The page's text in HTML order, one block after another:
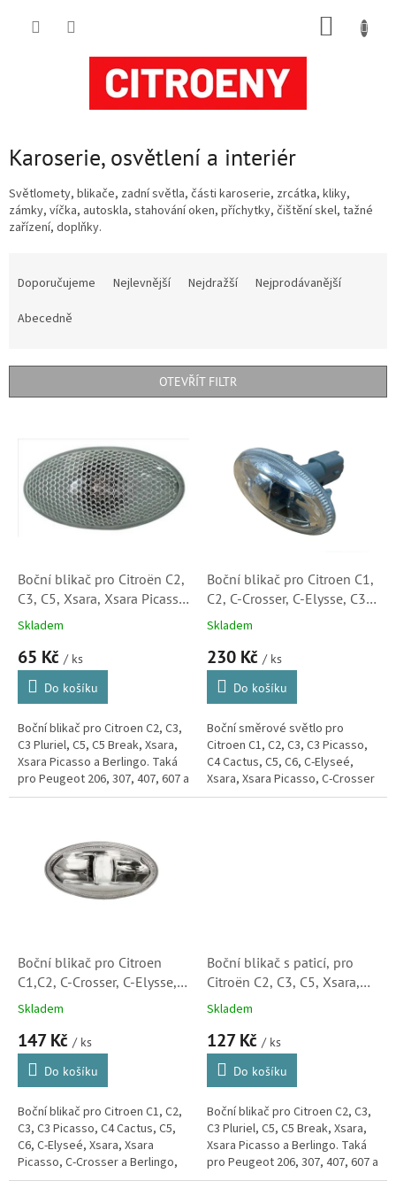
Karoserie, osvětlení a interiér
Světlomety, blikače, zadní světla, části karoserie, zrcátka, kliky,
zámky, víčka, autoskla, stahování oken, příchytky, čištění skel, tažné
zařízení, doplňky.
r
Doporučujeme Nejlevnější Nejdražší
Nejprodávanější
Abecedně
OTEVŘÍT FILTR
Boční blikač pro Citroën C2,
C3, C5, Xsara, Xsara Picasso
a Berlingo (632574,
Skladem
65 Kč / ks
Do košíku
Boční blikač pro Citroen C2, C3,
C3 Pluriel, C5, C5 Break, Xsara,
Xsara Picasso a Berlingo. Taká
pro Peugeot 206, 307, 407, 607 a
Partner.
Boční blikač pro Citroen C1,
C2, C-Crosser, C-Elysse, C3,
C5, Xsara, Xsara Picasso
Skladem
230 Kč / ks
Do košíku
Boční směrové světlo pro
Citroen C1, C2, C3, C3 Picasso,
C4 Cactus, C5, C6, C-Elyseé,
Xsara, Xsara Picasso, C-Crosser
a Berlingo, Jumpy a
Boční blikač pro Citroen
C1,C2, C-Crosser, C-Elysse,
C3, C5, Xsara, Xsara Picasso
1647158)
Skladem
147 Kč / ks
Do košíku
Boční blikač pro Citroen C1, C2,
C3, C3 Picasso, C4 Cactus, C5,
C6, C-Elyseé, Xsara, Xsara
Picasso, C-Crosser a Berlingo,
Jumpy a Spacetourer.
Boční blikač s paticí, pro
Citroën C2, C3, C5, Xsara,
Xsara Picasso a Berlingo
Skladem
127 Kč / ks
Do košíku
Boční blikač pro Citroen C2, C3,
C3 Pluriel, C5, C5 Break, Xsara,
Xsara Picasso a Berlingo. Taká
pro Peugeot 206, 307, 407, 607 a
Partner.